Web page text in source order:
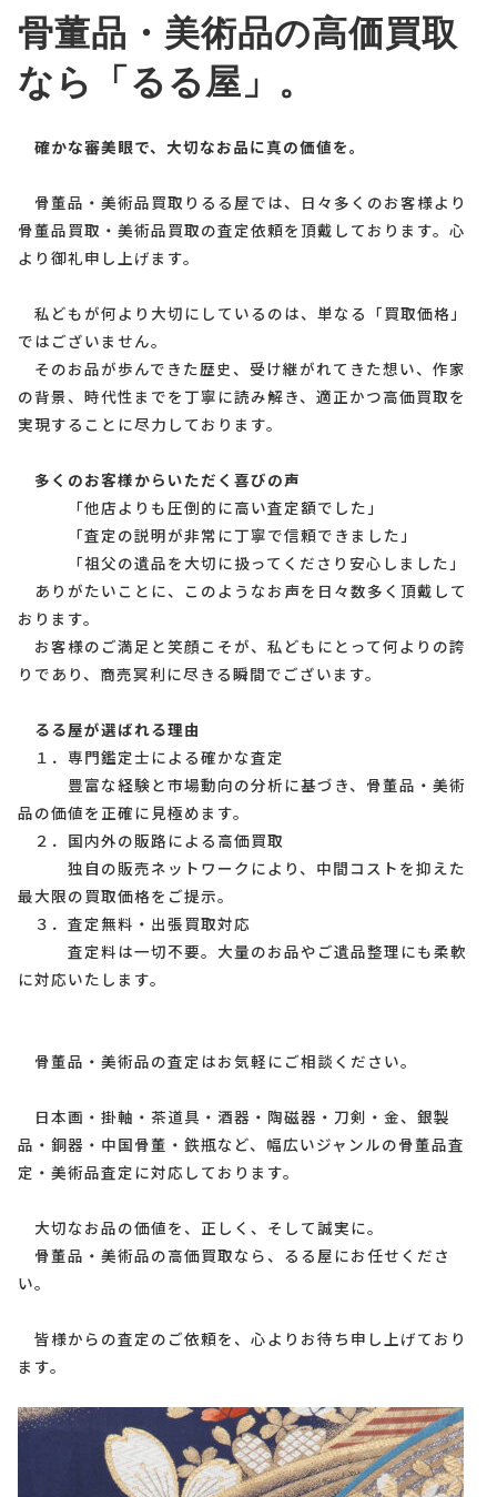
骨董品・美術品の高価買取
なら「るる屋」。
確かな審美眼で、大切なお品に真の価値を。
骨董品・美術品買取りるる屋では、日々多くのお客様より
骨董品買取・美術品買取の査定依頼を頂戴しております。心
より御礼申し上げます。
私どもが何より大切にしているのは、単なる「買取価格」
ではございません。
そのお品が歩んできた歴史、受け継がれてきた想い、作家
の背景、時代性までを丁寧に読み解き、適正かつ高価買取を
実現することに尽力しております。
多くのお客様からいただく喜びの声
「他店よりも圧倒的に高い査定額でした」
「査定の説明が非常に丁寧で信頼できました」
「祖父の遺品を大切に扱ってくださり安心しました」
ありがたいことに、このようなお声を日々数多く頂戴して
おります。
お客様のご満足と笑顔こそが、私どもにとって何よりの誇
りであり、商売冥利に尽きる瞬間でございます。
るる屋が選ばれる理由
１．専門鑑定士による確かな査定
豊富な経験と市場動向の分析に基づき、骨董品・美術
品の価値を正確に見極めます。
２．国内外の販路による高価買取
独自の販売ネットワークにより、中間コストを抑えた
最大限の買取価格をご提示。
３．査定無料・出張買取対応
査定料は一切不要。大量のお品やご遺品整理にも柔軟
に対応いたします。
骨董品・美術品の査定はお気軽にご相談ください。
日本画・掛軸・茶道具・酒器・陶磁器・刀剣・金、銀製
品・銅器・中国骨董・鉄瓶など、幅広いジャンルの骨董品査
定・美術品査定に対応しております。
大切なお品の価値を、正しく、そして誠実に。
骨董品・美術品の高価買取なら、るる屋にお任せくださ
い。
皆様からの査定のご依頼を、心よりお待ち申し上げており
ます。